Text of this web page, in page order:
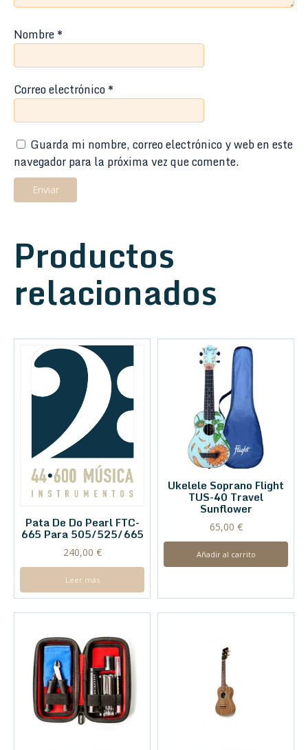
Nombre*
Correo electrónico*
Guarda mi nombre, correo electrónico y web en este
navegador para la próxima vez que comente.
Productos
relacionados
Pata De Do Pearl FTC-
665 Para 505/525/665
240,00 €
Leer más
Ukelele Soprano Flight
TUS-40 Travel
Sunflower
65,00 €
Añadir al carrito